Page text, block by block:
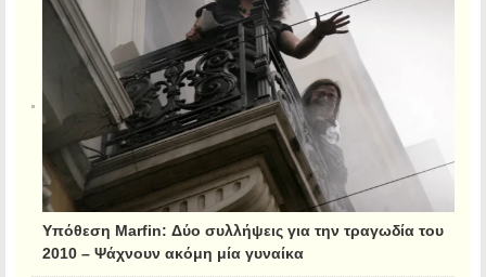
Υπόθεση Marfin: Δύο συλλήψεις για την τραγωδία του
2010 – Ψάχνουν ακόμη μία γυναίκα